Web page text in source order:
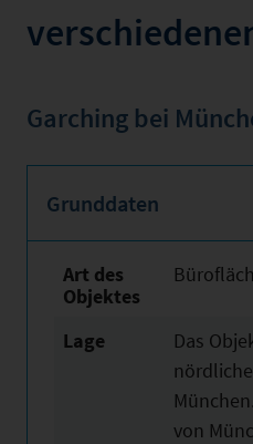
Garching bei
Grunddaten
Art des
Objektes
Lage
Das
von